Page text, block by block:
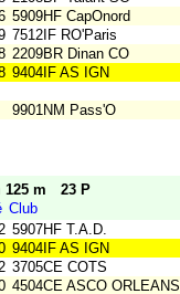
5909HF CapOnord
7512IF RO'Paris
2209BR Dinan CO
9404IF AS IGN
9901NM Pass'O
125 m
23 P
Club
5907HF T.A.D.
9404IF AS IGN
3705CE COTS
4504CE ASCO ORLEANS